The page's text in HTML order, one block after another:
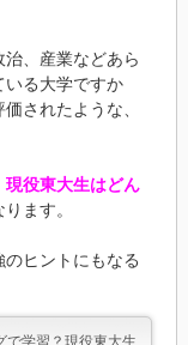
、産業などあら
いる大学ですか
されたような、
現役東大生はどん
ます。
ヒントにもなる
学習？現役東大生